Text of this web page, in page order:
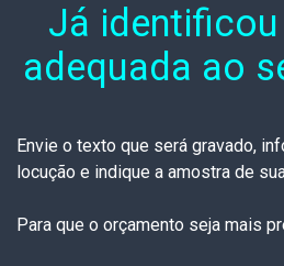
Já
adequada ao
Envie o texto que será gravado,
locução e indique a amostra de
Para que o orçamento seja mais